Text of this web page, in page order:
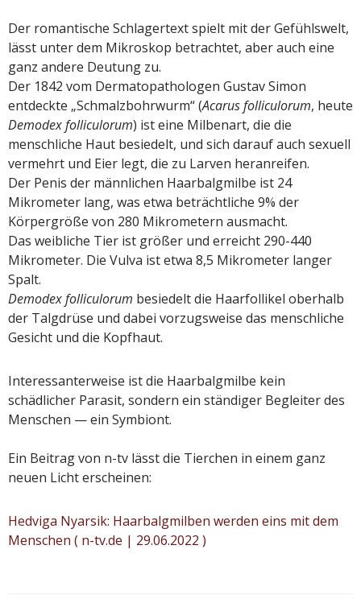
Der romantische Schlagertext spielt mit der Gefühlswelt,
lässt unter dem Mikroskop betrachtet, aber auch eine
ganz andere Deutung zu.
Der 1842 vom Dermatopathologen Gustav Simon
entdeckte „Schmalzbohrwurm“ (Acarus folliculorum, heute
Demodex folliculorum) ist eine Milbenart, die die
menschliche Haut besiedelt, und sich darauf auch sexuell
vermehrt und Eier legt, die zu Larven heranreifen.
Der Penis der männlichen Haarbalgmilbe ist 24
Mikrometer lang, was etwa beträchtliche 9% der
Körpergröße von 280 Mikrometern ausmacht.
Das weibliche Tier ist größer und erreicht 290-440
Mikrometer. Die Vulva ist etwa 8,5 Mikrometer langer
Spalt.
Demodex folliculorum besiedelt die Haarfollikel oberhalb
der Talgdrüse und dabei vorzugsweise das menschliche
Gesicht und die Kopfhaut.
Interessanterweise ist die Haarbalgmilbe kein
schädlicher Parasit, sondern ein ständiger Begleiter des
Menschen — ein Symbiont.
Ein Beitrag von n-tv lässt die Tierchen in einem ganz
neuen Licht erscheinen:
Hedviga Nyarsik: Haarbalgmilben werden eins mit dem
Menschen ( n-tv.de | 29.06.2022 )